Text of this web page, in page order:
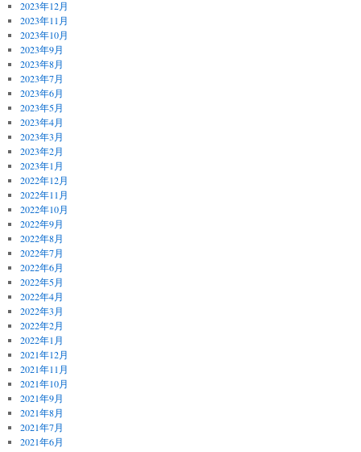
2023年12月
2023年11月
2023年10月
2023年9月
2023年8月
2023年7月
2023年6月
2023年5月
2023年4月
2023年3月
2023年2月
2023年1月
2022年12月
2022年11月
2022年10月
2022年9月
2022年8月
2022年7月
2022年6月
2022年5月
2022年4月
2022年3月
2022年2月
2022年1月
2021年12月
2021年11月
2021年10月
2021年9月
2021年8月
2021年7月
2021年6月